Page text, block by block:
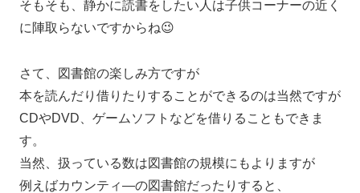
そもそも、静かに読書をしたい人は子供コーナーの近く
に陣取らないですからね😉
さて、図書館の楽しみ方ですが
本を読んだり借りたりすることができるのは当然ですが
CDやDVD、ゲームソフトなどを借りることもできま
す。
当然、扱っている数は図書館の規模にもよりますが
例えばカウンティ―の図書館だったりすると、